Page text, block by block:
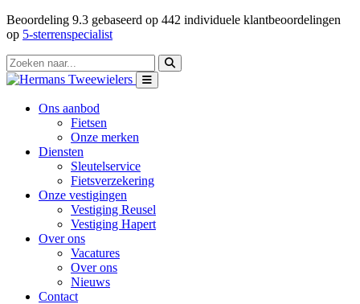
Beoordeling 9.3 gebaseerd op 442 individuele klantbeoordelingen
op 5-sterrenspecialist
Ons aanbod
Fietsen
Onze merken
Diensten
Sleutelservice
Fietsverzekering
Onze vestigingen
Vestiging Reusel
Vestiging Hapert
Over ons
Vacatures
Over ons
Nieuws
Contact